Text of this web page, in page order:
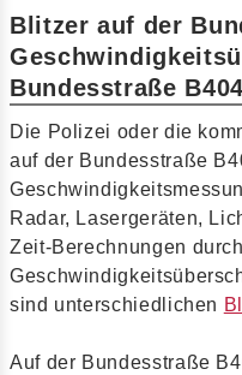
Blitzer auf der
Bundesstraße B404
Die Polizei oder die
auf der Bundesstraße
Radar, Lasergeräten,
Zeit-Berechnungen
sind unterschiedlichen
Auf der Bundesstraße